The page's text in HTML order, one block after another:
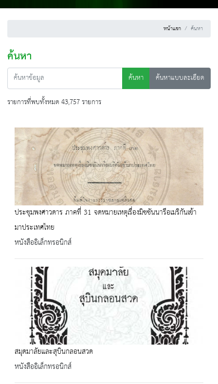
หน้าแรก ค้นหา
ค้นหา
ค้นหา
ค้นหาแบบละเอียด
รายการที่พบทั้งหมด 43,757 รายการ
ประชุมพงศาวดาร ภาคที่ 31 จดหมายเหตุเรื่องมิชชันนารีอเมริกันเข้า
มาประเทศไทย
หนังสืออิเล็กทรอนิกส์
สมุดมาลัยและสุบินกลอนสวด
หนังสืออิเล็กทรอนิกส์